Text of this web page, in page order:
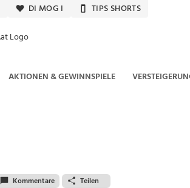
DI MOG I TIPS SHORTS
AKTIONEN & GEWINNSPIELE
Kommentare Teilen